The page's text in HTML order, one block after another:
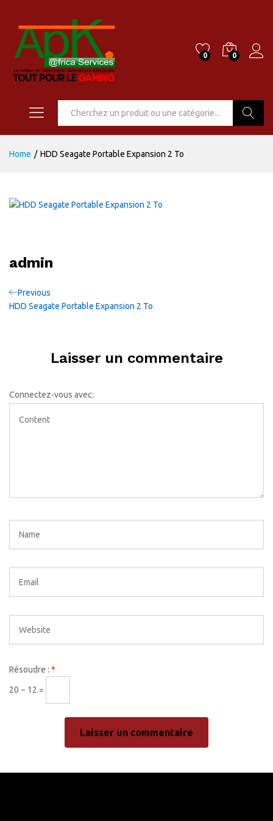
0 0
Home / HDD Seagate Portable Expansion 2 To
admin
Navigation
Previous
Post
Previous
HDD Seagate Portable Expansion 2 To
Laisser un commentaire
Connectez-vous avec:
Résoudre : *
20 − 12 =